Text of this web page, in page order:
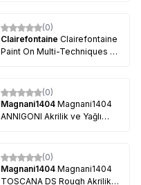
(0)
Clairefontaine Clairefontaine
Paint On Multi-Techniques 6
(0)
Magnani1404 Magnani1404
ANNIGONI Akrilik ve Yağlı
(0)
Magnani1404 Magnani1404
TOSCANA DS Rough Akrilik